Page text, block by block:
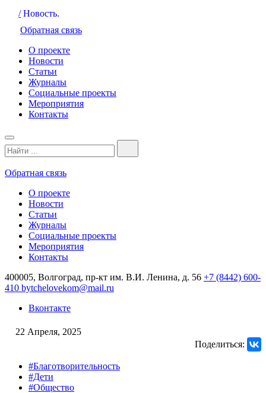
/ Новость.
Обратная связь
О проекте
Новости
Статьи
Журналы
Социальные проекты
Мероприятия
Контакты
Обратная связь
О проекте
Новости
Статьи
Журналы
Социальные проекты
Мероприятия
Контакты
400005, Волгоград, пр-кт им. В.И. Ленина, д. 56 +7 (8442) 600-
410 bytchelovekom@mail.ru
Вконтакте
22 Апреля, 2025
Поделиться:
#Благотворительность
#Дети
#Общество